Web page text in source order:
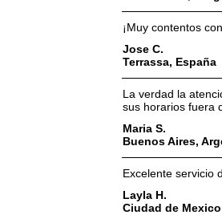
¡Muy contentos
Jose C.
Terrassa, España
La verdad la
sus horarios fuera
Maria S.
Buenos Aires,
Excelente servicio
Layla H.
Ciudad de